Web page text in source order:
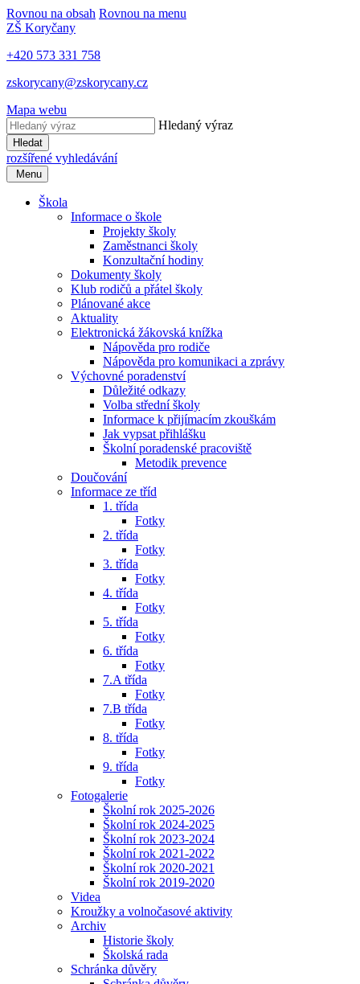
Rovnou na obsah Rovnou na menu
ZŠ Koryčany
+420 573 331 758
zskorycany@zskorycany.cz
Mapa webu
Hledaný výraz
Hledat
rozšířené vyhledávání
Menu
Škola
Informace o škole
Projekty školy
Zaměstnanci školy
Konzultační hodiny
Dokumenty školy
Klub rodičů a přátel školy
Plánované akce
Aktuality
Elektronická žákovská knížka
Nápověda pro rodiče
Nápověda pro komunikaci a zprávy
Výchovné poradenství
Důležité odkazy
Volba střední školy
Informace k přijímacím zkouškám
Jak vypsat přihlášku
Školní poradenské pracoviště
Metodik prevence
Doučování
Informace ze tříd
1. třída
Fotky
2. třída
Fotky
3. třída
Fotky
4. třída
Fotky
5. třída
Fotky
6. třída
Fotky
7.A třída
Fotky
7.B třída
Fotky
8. třída
Fotky
9. třída
Fotky
Fotogalerie
Školní rok 2025-2026
Školní rok 2024-2025
Školní rok 2023-2024
Školní rok 2021-2022
Školní rok 2020-2021
Školní rok 2019-2020
Videa
Kroužky a volnočasové aktivity
Archiv
Historie školy
Školská rada
Schránka důvěry